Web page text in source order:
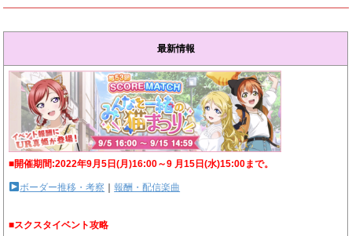
最新情報
■開催期間:2022年9月5日(月)16:00～9 月15日(水)15:00まで。
ボーダー推移・考察 ｜報酬・配信楽曲
■スクスタイベント攻略